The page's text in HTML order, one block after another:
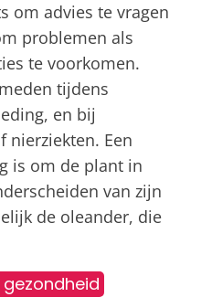
om advies te vragen
problemen als
te voorkomen.
tijdens
en bij
nierziekten. Een
is om de plant in
van zijn
de oleander, die